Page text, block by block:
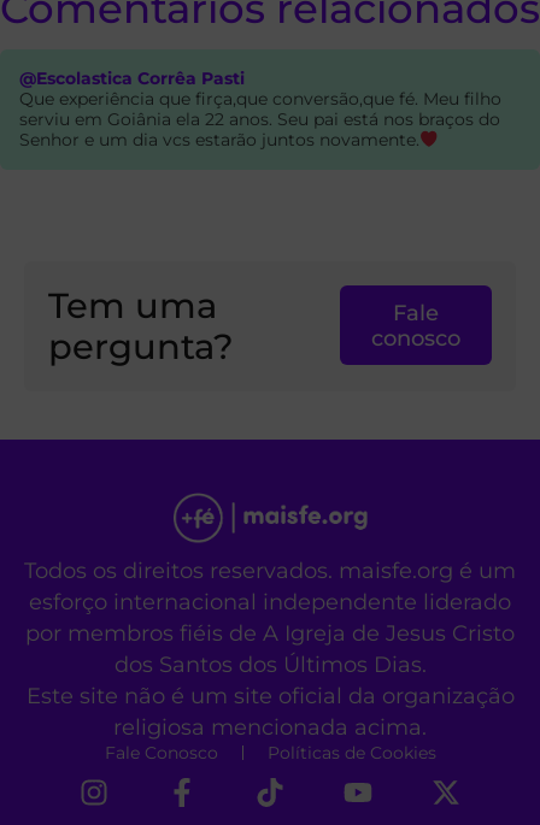
@Escolastica Corrêa Pasti
Que experiência que firça,que conversão,que fé. Meu filho
serviu em Goiânia ela 22 anos. Seu pai está nos braços do
Senhor e um dia vcs estarão juntos novamente.
Tem uma
pergunta?
Fale
conosco
Todos os direitos reservados. maisfe.org é um
esforço internacional independente liderado
por membros fiéis de A Igreja de Jesus Cristo
dos Santos dos Últimos Dias.
Este site não é um site oficial da organização
religiosa mencionada acima.
Fale Conosco Políticas de Cookies